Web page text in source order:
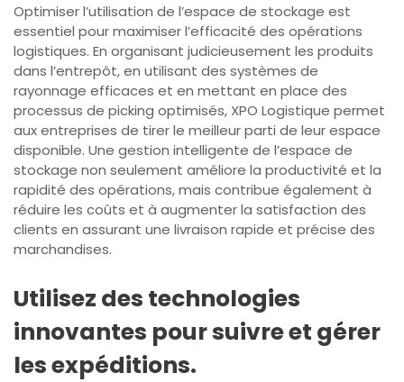
Optimiser l’utilisation de l’espace de stockage est
essentiel pour maximiser l’efficacité des opérations
logistiques. En organisant judicieusement les produits
dans l’entrepôt, en utilisant des systèmes de
rayonnage efficaces et en mettant en place des
processus de picking optimisés, XPO Logistique permet
aux entreprises de tirer le meilleur parti de leur espace
disponible. Une gestion intelligente de l’espace de
stockage non seulement améliore la productivité et la
rapidité des opérations, mais contribue également à
réduire les coûts et à augmenter la satisfaction des
clients en assurant une livraison rapide et précise des
marchandises.
Utilisez des technologies
innovantes pour suivre et gérer
les expéditions.